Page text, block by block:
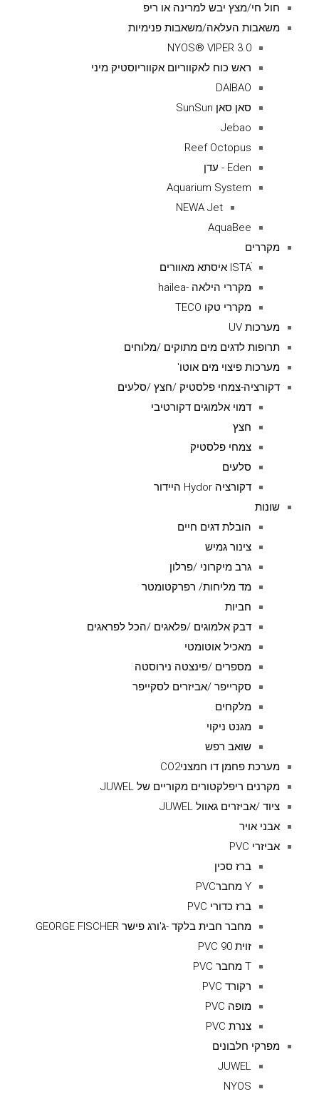
חול חי/מצץ יבש למרינה או ריפ
משאבות העלאה/משאבות פנימיות
NYOS® VIPER 3.0
ראש כוח לאקווריום אקווריוסטיק מיני
DAIBAO
סאן סאן SunSun
Jebao
Reef Octopus
Eden - עדן
Aquarium System
NEWA Jet
AquaBee
מקררים
ISTAׁׂ איסתא מאוורים
מקררי הילאה -hailea
מקררי טקו TECO
מערכות UV
תרופות לדגים מים מתוקים /מלוחים
מערכות פיצוי מים אוטו'
דקורציה-צמחי פלסטיק /חצץ /סלעים
דמוי אלמוגים דקורטיבי
חצץ
צמחי פלסטיק
סלעים
דקורציה Hydor היידור
שונות
הובלת דגים חיים
צינור גמיש
גרב מיקרוני /פרלון
מד מליחות/ רפרקטומטר
חביות
דבק אלמוגים /פלאגים /הכל לפראגים
מאכיל אוטומטי
מספרים /פינצטה נירוסטה
סקרייפר /אביזרים לסקייפר
מלקחים
מגנט ניקוי
שואב רפש
מערכת פחמן דו חמצניCO2
מקרנים ריפלקטורים מקוריים של JUWEL
ציוד /אביזרים גאוול JUWEL
אבני אויר
אביזרי PVC
ברז סכין
Y מחברPVC
ברז כדורי PVC
מחבר חבית בלקד -ג'ורג פישר GEORGE FISCHER
זוית 90 PVC
T מחבר PVC
רקורד PVC
מופה PVC
צנרת PVC
מפרקי חלבונים
JUWEL
NYOS